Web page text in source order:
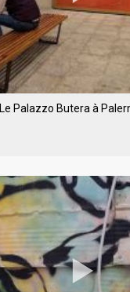
Le Palazzo Butera à